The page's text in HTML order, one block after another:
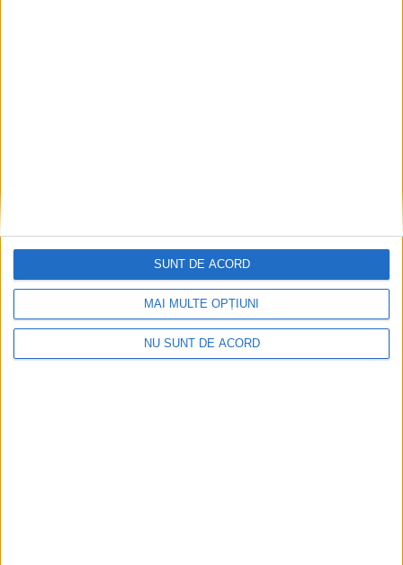
MAI MULTE OPȚIUNI
NU SUNT DE ACORD
SUNT DE ACORD